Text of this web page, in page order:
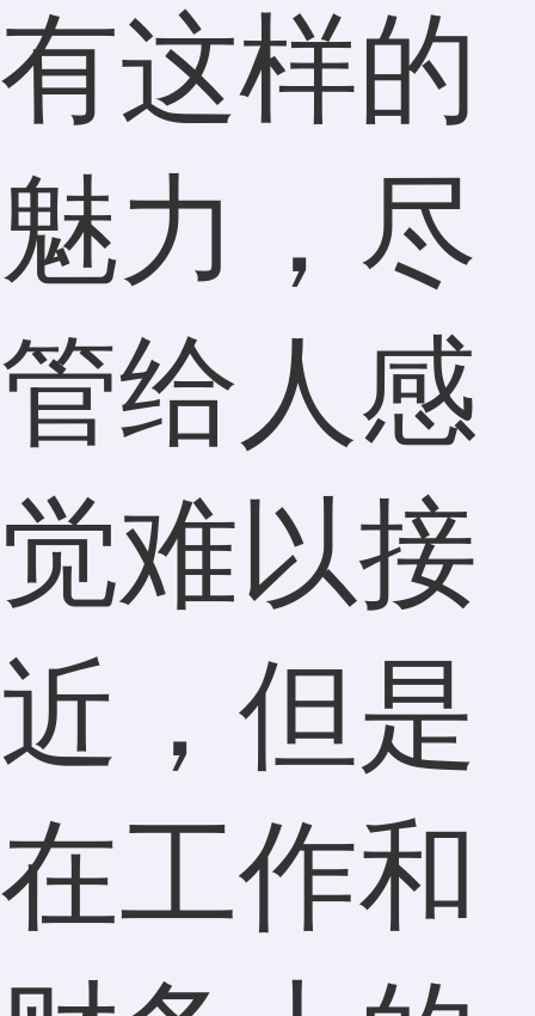
有这样的
魅力，尽
管给人感
觉难以接
近，但是
在工作和